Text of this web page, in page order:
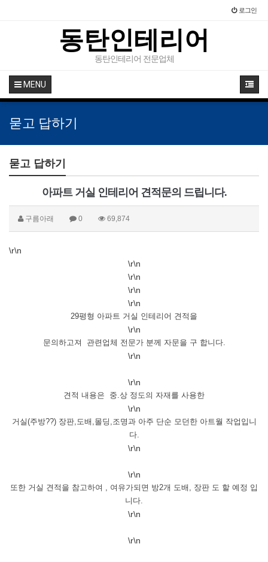
로그인
동탄인테리어
동탄인테리어 전문업체
MENU
묻고 답하기
묻고 답하기
아파트 거실 인테리어 견적문의 드립니다.
구름아래 0 69,874
\r\n
\r\n
\r\n
\r\n
\r\n
29평형 아파트 거실 인테리어 견적을
\r\n
문의하고져 관련업체 전문가 분께 자문을 구 합니다.
\r\n
\r\n
견적 내용은 중.상 정도의 자재를 사용한
\r\n
거실(주방??) 장판,도배,몰딩,조명과 아주 단순 모던한 아트월 작업입니
다.
\r\n
\r\n
또한 거실 견적을 참고하여 , 여유가되면 방2개 도배, 장판 도 할 예정 입
니다.
\r\n
\r\n